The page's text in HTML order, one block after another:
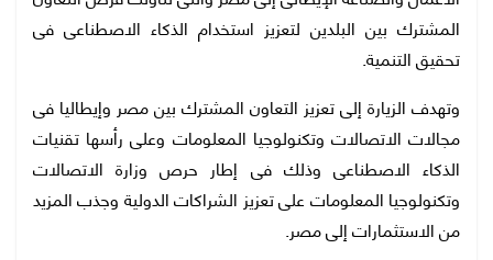
المشترك بين البلدين لتعزيز استخدام الذكاء الاصطناعى فى
تحقيق التنمية.
وتهدف الزيارة إلى تعزيز التعاون المشترك بين مصر وإيطاليا فى
مجالات الاتصالات وتكنولوجيا المعلومات وعلى رأسها تقنيات
الذكاء الاصطناعى وذلك فى إطار حرص وزارة الاتصالات
وتكنولوجيا المعلومات على تعزيز الشراكات الدولية وجذب المزيد
من الاستثمارات إلى مصر.